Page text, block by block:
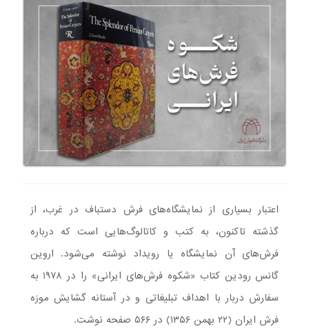
اعتبار بسیاری از نمایشگاه‌های فرش دستباف در غرب، از
گذشته تاکنون، به کتب و کاتالوگ‌هایی است که درباره
فرش‌های آن نمایشگاه یا رویداد نوشته می‌شود. اروین
گانس رودین کتاب «شکوه فرش‌های ایرانی» را در ۱۹۷۸ به
سفارش دربار با اهداف تبلیغاتی و در آستانه گشایش موزه
فرش ایران (۲۲ بهمن ۱۳۵۶) در ۵۶۶ صفحه نوشت.